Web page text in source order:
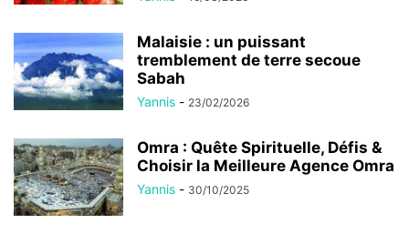
Malaisie : un puissant
tremblement de terre secoue
Sabah
Yannis - 23/02/2026
Omra : Quête Spirituelle, Défis &
Choisir la Meilleure Agence Omra
Yannis - 30/10/2025